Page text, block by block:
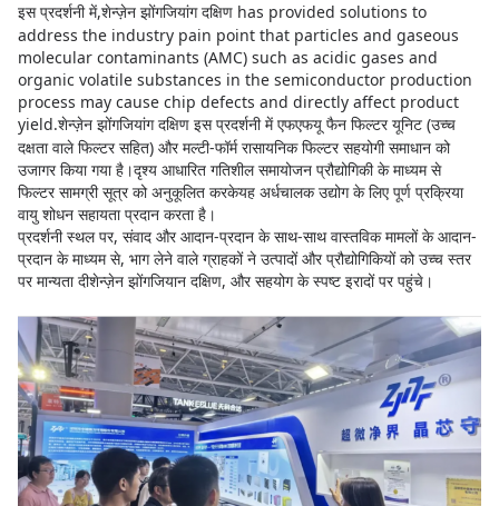
इस प्रदर्शनी में,शेन्ज़ेन झोंगजियांग दक्षिण has provided solutions to
address the industry pain point that particles and gaseous
molecular contaminants (AMC) such as acidic gases and
organic volatile substances in the semiconductor production
process may cause chip defects and directly affect product
yield.शेन्ज़ेन झोंगजियांग दक्षिण इस प्रदर्शनी में एफएफयू फैन फिल्टर यूनिट (उच्च
दक्षता वाले फिल्टर सहित) और मल्टी-फॉर्म रासायनिक फिल्टर सहयोगी समाधान को
उजागर किया गया है।दृश्य आधारित गतिशील समायोजन प्रौद्योगिकी के माध्यम से
फिल्टर सामग्री सूत्र को अनुकूलित करकेयह अर्धचालक उद्योग के लिए पूर्ण प्रक्रिया
वायु शोधन सहायता प्रदान करता है।
प्रदर्शनी स्थल पर, संवाद और आदान-प्रदान के साथ-साथ वास्तविक मामलों के आदान-
प्रदान के माध्यम से, भाग लेने वाले ग्राहकों ने उत्पादों और प्रौद्योगिकियों को उच्च स्तर
पर मान्यता दीशेन्ज़ेन झोंगजियान दक्षिण, और सहयोग के स्पष्ट इरादों पर पहुंचे।